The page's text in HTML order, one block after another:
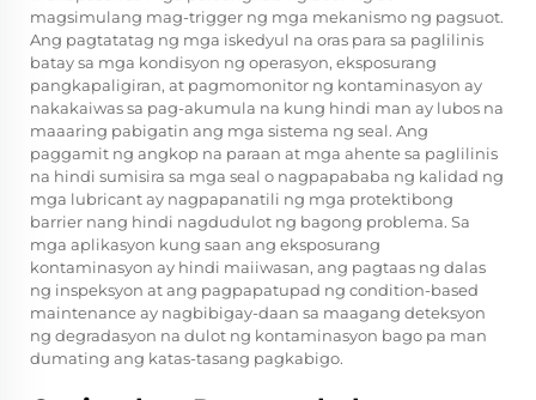
magsimulang mag-trigger ng mga mekanismo ng pagsuot.
Ang pagtatatag ng mga iskedyul na oras para sa paglilinis
batay sa mga kondisyon ng operasyon, eksposurang
pangkapaligiran, at pagmomonitor ng kontaminasyon ay
nakakaiwas sa pag-akumula na kung hindi man ay lubos na
maaaring pabigatin ang mga sistema ng seal. Ang
paggamit ng angkop na paraan at mga ahente sa paglilinis
na hindi sumisira sa mga seal o nagpapababa ng kalidad ng
mga lubricant ay nagpapanatili ng mga protektibong
barrier nang hindi nagdudulot ng bagong problema. Sa
mga aplikasyon kung saan ang eksposurang
kontaminasyon ay hindi maiiwasan, ang pagtaas ng dalas
ng inspeksyon at ang pagpapatupad ng condition-based
maintenance ay nagbibigay-daan sa maagang deteksyon
ng degradasyon na dulot ng kontaminasyon bago pa man
dumating ang katas-tasang pagkabigo.